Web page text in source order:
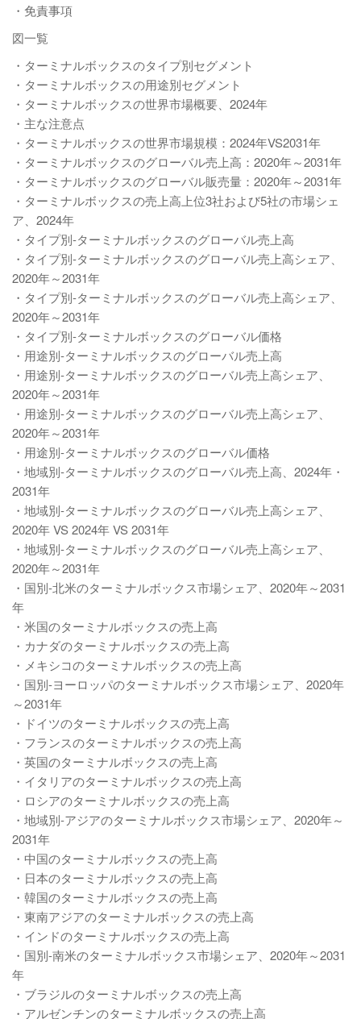
・免責事項
図一覧
・ターミナルボックスのタイプ別セグメント
・ターミナルボックスの用途別セグメント
・ターミナルボックスの世界市場概要、2024年
・主な注意点
・ターミナルボックスの世界市場規模：2024年VS2031年
・ターミナルボックスのグローバル売上高：2020年～2031年
・ターミナルボックスのグローバル販売量：2020年～2031年
・ターミナルボックスの売上高上位3社および5社の市場シェ
ア、2024年
・タイプ別-ターミナルボックスのグローバル売上高
・タイプ別-ターミナルボックスのグローバル売上高シェア、
2020年～2031年
・タイプ別-ターミナルボックスのグローバル売上高シェア、
2020年～2031年
・タイプ別-ターミナルボックスのグローバル価格
・用途別-ターミナルボックスのグローバル売上高
・用途別-ターミナルボックスのグローバル売上高シェア、
2020年～2031年
・用途別-ターミナルボックスのグローバル売上高シェア、
2020年～2031年
・用途別-ターミナルボックスのグローバル価格
・地域別-ターミナルボックスのグローバル売上高、2024年・
2031年
・地域別-ターミナルボックスのグローバル売上高シェア、
2020年 VS 2024年 VS 2031年
・地域別-ターミナルボックスのグローバル売上高シェア、
2020年～2031年
・国別-北米のターミナルボックス市場シェア、2020年～2031
年
・米国のターミナルボックスの売上高
・カナダのターミナルボックスの売上高
・メキシコのターミナルボックスの売上高
・国別-ヨーロッパのターミナルボックス市場シェア、2020年
～2031年
・ドイツのターミナルボックスの売上高
・フランスのターミナルボックスの売上高
・英国のターミナルボックスの売上高
・イタリアのターミナルボックスの売上高
・ロシアのターミナルボックスの売上高
・地域別-アジアのターミナルボックス市場シェア、2020年～
2031年
・中国のターミナルボックスの売上高
・日本のターミナルボックスの売上高
・韓国のターミナルボックスの売上高
・東南アジアのターミナルボックスの売上高
・インドのターミナルボックスの売上高
・国別-南米のターミナルボックス市場シェア、2020年～2031
年
・ブラジルのターミナルボックスの売上高
・アルゼンチンのターミナルボックスの売上高